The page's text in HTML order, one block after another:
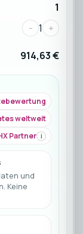
1
- 1 +
914,63 €
weltweit
Partner i
und
Keine